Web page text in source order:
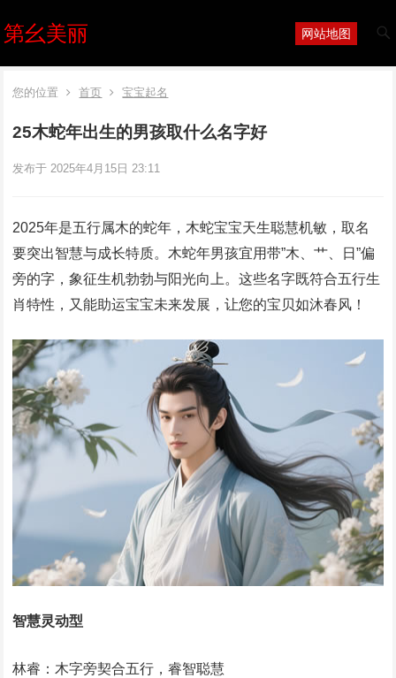
第幺美丽 网站地图
您的位置 首页 宝宝起名
25木蛇年出生的男孩取什么名字好
发布于 2025年4月15日 23:11
2025年是五行属木的蛇年，木蛇宝宝天生聪慧机敏，取名
要突出智慧与成长特质。木蛇年男孩宜用带”木、艹、日”偏
旁的字，象征生机勃勃与阳光向上。这些名字既符合五行生
肖特性，又能助运宝宝未来发展，让您的宝贝如沐春风！
智慧灵动型
林睿：木字旁契合五行，睿智聪慧